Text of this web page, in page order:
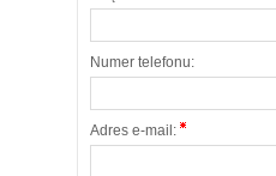
Numer telefonu:
Adres e-mail: